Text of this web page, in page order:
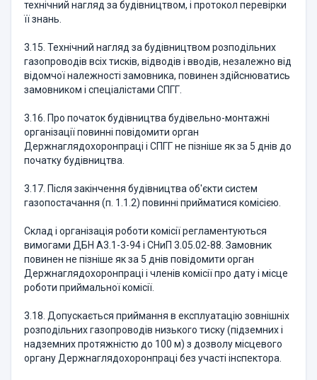
технічний нагляд за будівництвом, і протокол перевірки
її знань.
3.15. Технічний нагляд за будівництвом розподільних
газопроводів всіх тисків, відводів і вводів, незалежно від
відомчої належності замовника, повинен здійснюватись
замовником і спеціалістами СПГГ.
3.16. Про початок будівництва будівельно-монтажні
організації повинні повідомити орган
Держнаглядохоронпраці і СПГГ не пізніше як за 5 днів до
початку будівництва.
3.17. Після закінчення будівництва об'єкти систем
газопостачання (п. 1.1.2) повинні прийматися комісією.
Склад і організація роботи комісії регламентуються
вимогами ДБН А3.1-3-94 і СНиП 3.05.02-88. Замовник
повинен не пізніше як за 5 днів повідомити орган
Держнаглядохоронпраці і членів комісії про дату і місце
роботи приймальної комісії.
3.18. Допускається приймання в експлуатацію зовнішніх
розподільних газопроводів низького тиску (підземних і
надземних протяжністю до 100 м) з дозволу місцевого
органу Держнаглядохоронпраці без участі інспектора.